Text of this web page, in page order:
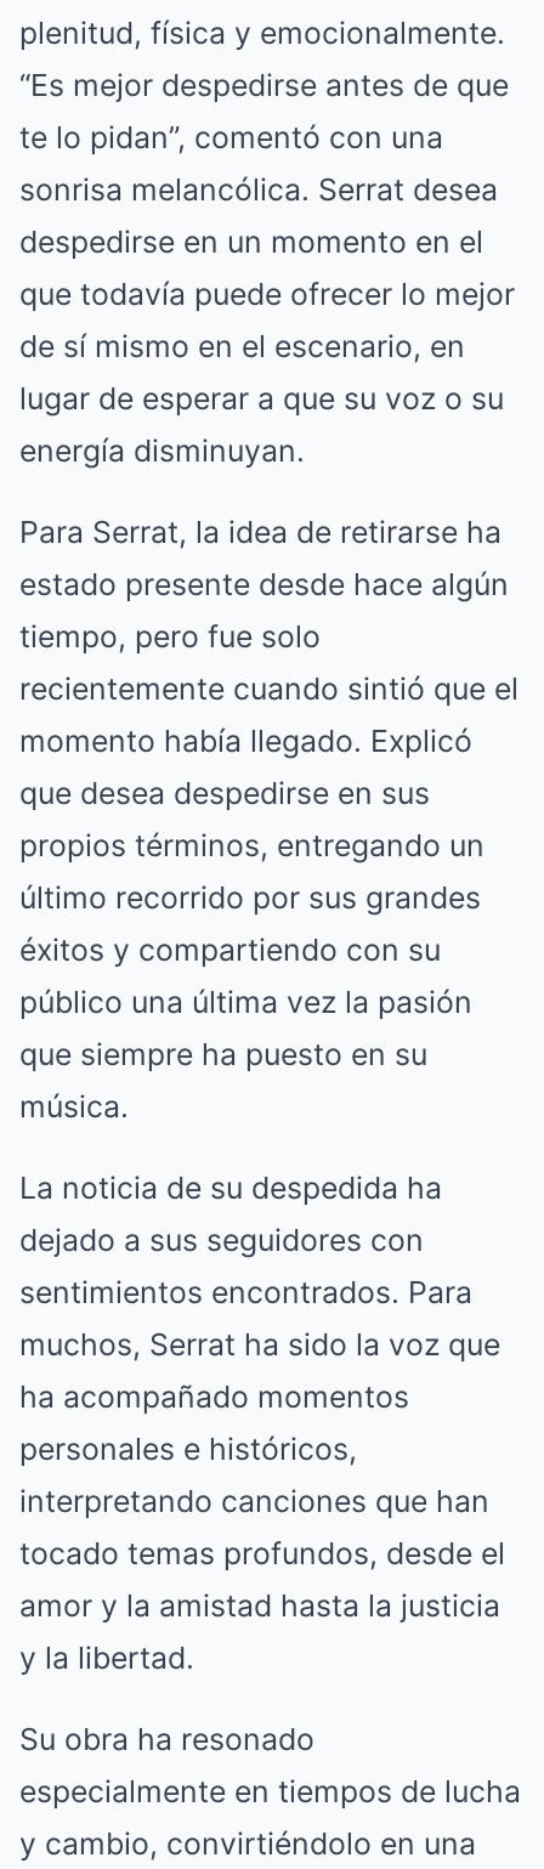
plenitud, física y emocionalmente.
“Es mejor despedirse antes de que
te lo pidan”, comentó con una
sonrisa melancólica. Serrat desea
despedirse en un momento en el
que todavía puede ofrecer lo mejor
de sí mismo en el escenario, en
lugar de esperar a que su voz o su
energía disminuyan.
Para Serrat, la idea de retirarse ha
estado presente desde hace algún
tiempo, pero fue solo
recientemente cuando sintió que el
momento había llegado. Explicó
que desea despedirse en sus
propios términos, entregando un
último recorrido por sus grandes
éxitos y compartiendo con su
público una última vez la pasión
que siempre ha puesto en su
música.
La noticia de su despedida ha
dejado a sus seguidores con
sentimientos encontrados. Para
muchos, Serrat ha sido la voz que
ha acompañado momentos
personales e históricos,
interpretando canciones que han
tocado temas profundos, desde el
amor y la amistad hasta la justicia
y la libertad.
Su obra ha resonado
especialmente en tiempos de lucha
y cambio, convirtiéndolo en una